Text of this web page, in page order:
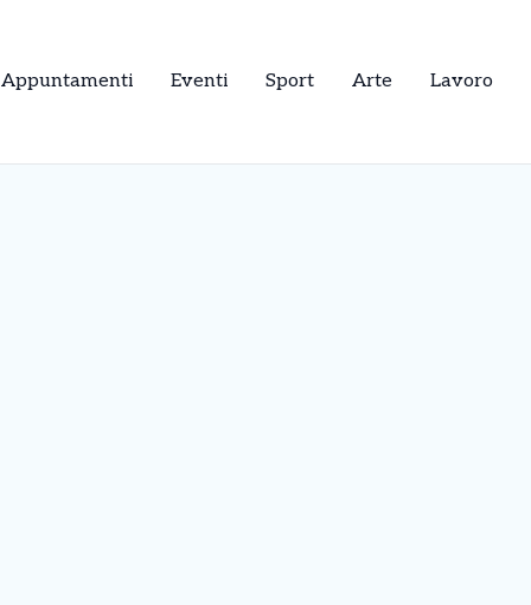
Appuntamenti Eventi Sport Arte Lavoro